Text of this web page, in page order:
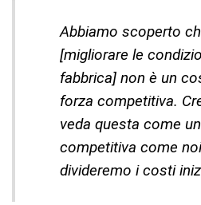
Abbiamo scoperto
[migliorare le
fabbrica] non è un
forza competitiva.
veda questa come
competitiva come
divideremo i costi